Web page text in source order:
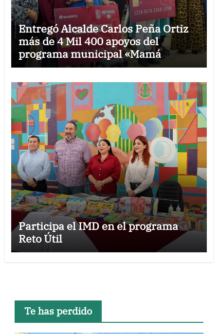
Entregó Alcalde Carlos Peña Ortiz
más de 4 Mil 400 apoyos del
programa municipal «Mamá
Luchona»
Participa el IMD en el programa
Reto Útil
Te has perdido